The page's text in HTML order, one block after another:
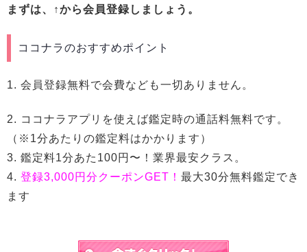
まずは、↑から会員登録しましょう。
ココナラのおすすめポイント
1. 会員登録無料で会費なども一切ありません。
2. ココナラアプリを使えば鑑定時の通話料無料です。
（※1分あたりの鑑定料はかかります）
3. 鑑定料1分あた100円〜！業界最安クラス。
4. 登録3,000円分クーポンGET！ 最大30分無料鑑定でき
ます